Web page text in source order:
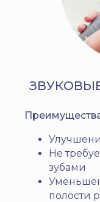
Не
зубами
полости